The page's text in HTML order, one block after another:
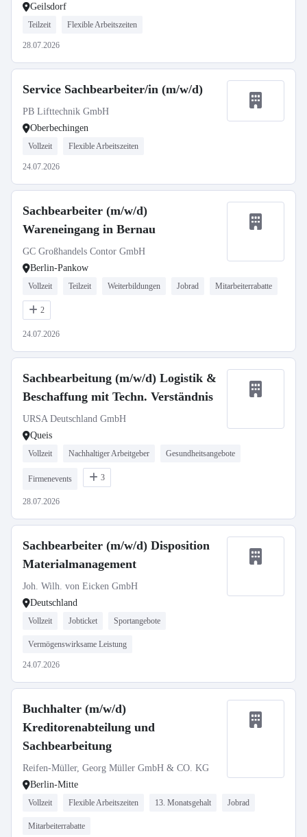
Geilsdorf
Teilzeit Flexible Arbeitszeiten
28.07.2026
Service Sachbearbeiter/in (m/w/d)
PB Lifttechnik GmbH
Oberbechingen
Vollzeit Flexible Arbeitszeiten
24.07.2026
Sachbearbeiter (m/w/d)
Wareneingang in Bernau
GC Großhandels Contor GmbH
Berlin-Pankow
Vollzeit Teilzeit Weiterbildungen Jobrad Mitarbeiterrabatte
2
24.07.2026
Sachbearbeitung (m/w/d) Logistik &
Beschaffung mit Techn. Verständnis
URSA Deutschland GmbH
Queis
Vollzeit Nachhaltiger Arbeitgeber Gesundheitsangebote
Firmenevents 3
28.07.2026
Sachbearbeiter (m/w/d) Disposition
Materialmanagement
Joh. Wilh. von Eicken GmbH
Deutschland
Vollzeit Jobticket Sportangebote
Vermögenswirksame Leistung
24.07.2026
Buchhalter (m/w/d)
Kreditorenabteilung und
Sachbearbeitung
Reifen-Müller, Georg Müller GmbH & CO. KG
Berlin-Mitte
Vollzeit Flexible Arbeitszeiten 13. Monatsgehalt Jobrad
Mitarbeiterrabatte